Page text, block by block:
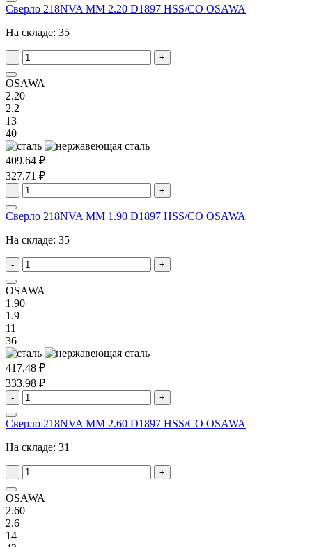
Сверло 218NVA MM 2.20 D1897 HSS/CO OSAWA
На складе: 35
- +
OSAWA
2.20
2.2
13
40
409.64 ₽
327.71 ₽
- +
Сверло 218NVA MM 1.90 D1897 HSS/CO OSAWA
На складе: 35
- +
OSAWA
1.90
1.9
11
36
417.48 ₽
333.98 ₽
- +
Сверло 218NVA MM 2.60 D1897 HSS/CO OSAWA
На складе: 31
- +
OSAWA
2.60
2.6
14